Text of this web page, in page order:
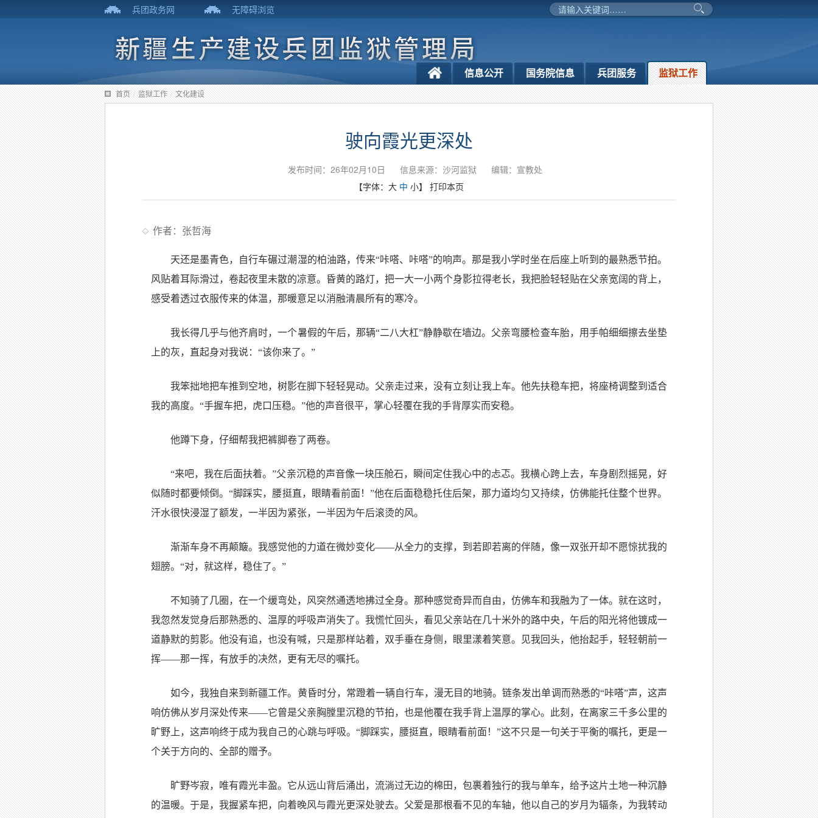
兵团政务网 无障碍浏览
信息公开 国务院信息 兵团服务 监狱工作
首页 / 监狱工作 / 文化建设
驶向霞光更深处
发布时间：26年02月10日 信息来源：沙河监狱
编辑：宣教处
【字体： 大 中 小】 打印本页
作者：张哲海
天还是墨青色，自行车碾过潮湿的柏油路，传来“咔嗒、咔嗒”的响声。那是我小学时坐在后座上听到的最熟悉节拍。
风贴着耳际滑过，卷起夜里未散的凉意。昏黄的路灯，把一大一小两个身影拉得老长，我把脸轻轻贴在父亲宽阔的背上，
感受着透过衣服传来的体温，那暖意足以消融清晨所有的寒冷。
我长得几乎与他齐肩时，一个暑假的午后，那辆“二八大杠”静静歇在墙边。父亲弯腰检查车胎，用手帕细细擦去坐垫
上的灰，直起身对我说：“该你来了。”
我笨拙地把车推到空地，树影在脚下轻轻晃动。父亲走过来，没有立刻让我上车。他先扶稳车把，将座椅调整到适合
我的高度。“手握车把，虎口压稳。”他的声音很平，掌心轻覆在我的手背厚实而安稳。
他蹲下身，仔细帮我把裤脚卷了两卷。
“来吧，我在后面扶着。”父亲沉稳的声音像一块压舱石，瞬间定住我心中的忐忑。我横心跨上去，车身剧烈摇晃，好
似随时都要倾倒。“脚踩实，腰挺直，眼睛看前面！”他在后面稳稳托住后架，那力道均匀又持续，仿佛能托住整个世界。
汗水很快浸湿了额发，一半因为紧张，一半因为午后滚烫的风。
渐渐车身不再颠簸。我感觉他的力道在微妙变化——从全力的支撑，到若即若离的伴随，像一双张开却不愿惊扰我的
翅膀。“对，就这样，稳住了。”
不知骑了几圈，在一个缓弯处，风突然通透地拂过全身。那种感觉奇异而自由，仿佛车和我融为了一体。就在这时，
我忽然发觉身后那熟悉的、温厚的呼吸声消失了。我慌忙回头，看见父亲站在几十米外的路中央，午后的阳光将他镀成一
道静默的剪影。他没有追，也没有喊，只是那样站着，双手垂在身侧，眼里漾着笑意。见我回头，他抬起手，轻轻朝前一
挥——那一挥，有放手的决然，更有无尽的嘱托。
如今，我独自来到新疆工作。黄昏时分，常蹬着一辆自行车，漫无目的地骑。链条发出单调而熟悉的“咔嗒”声，这声
响仿佛从岁月深处传来——它曾是父亲胸膛里沉稳的节拍，也是他覆在我手背上温厚的掌心。此刻，在离家三千多公里的
旷野上，这声响终于成为我自己的心跳与呼吸。“脚踩实，腰挺直，眼睛看前面！”这不只是一句关于平衡的嘱托，更是一
个关于方向的、全部的赠予。
旷野岑寂，唯有霞光丰盈。它从远山背后涌出，流淌过无边的棉田，包裹着独行的我与单车，给予这片土地一种沉静
的温暖。于是，我握紧车把，向着晚风与霞光更深处驶去。父爱是那根看不见的车轴，他以自己的岁月为辐条，为我转动